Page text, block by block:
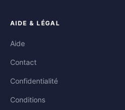
AIDE & LÉGAL
Aide
Contact
Confidentialité
Conditions